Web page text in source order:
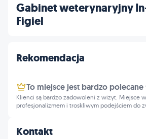
Gabinet weterynaryjny
Figiel
Kontakt
Rekomendacja
To miejsce jest bardzo polecane
Klienci są bardzo zadowoleni z wizyt. Miejsce
profesjonalizmem i troskliwym podejściem do